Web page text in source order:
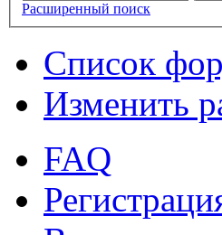
Расширенный поиск
Список
Изменить
FAQ